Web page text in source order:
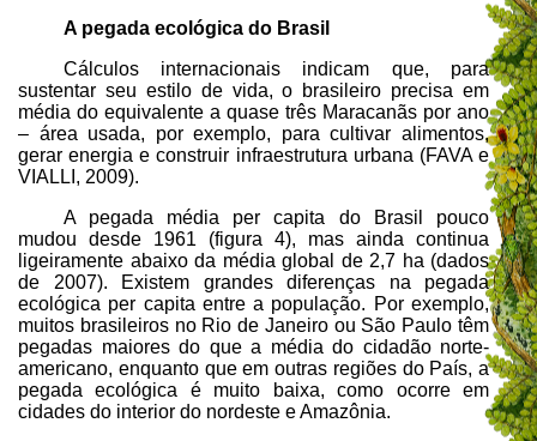
A pegada ecológica do Brasil
Cálculos internacionais indicam que, para
sustentar seu estilo de vida, o brasileiro precisa em
média do equivalente a quase três Maracanãs por ano
– área usada, por exemplo, para cultivar alimentos,
gerar energia e construir infraestrutura urbana (FAVA e
VIALLI, 2009).
A pegada média per capita do Brasil pouco
mudou desde 1961 (figura 4), mas ainda continua
ligeiramente abaixo da média global de 2,7 ha (dados
de 2007). Existem grandes diferenças na pegada
ecológica per capita entre a população. Por exemplo,
muitos brasileiros no Rio de Janeiro ou São Paulo têm
pegadas maiores do que a média do cidadão norte-
americano, enquanto que em outras regiões do País, a
pegada ecológica é muito baixa, como ocorre em
cidades do interior do nordeste e Amazônia.